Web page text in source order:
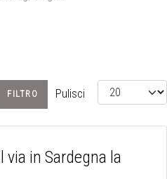
FILTRO Pulisci Visualizza #
via in Sardegna la